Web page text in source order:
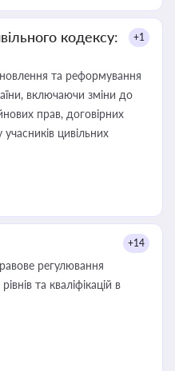
кодексу:
+1
та реформування
включаючи зміни до
прав, договірних
цивільних
+14
регулювання
та кваліфікацій в